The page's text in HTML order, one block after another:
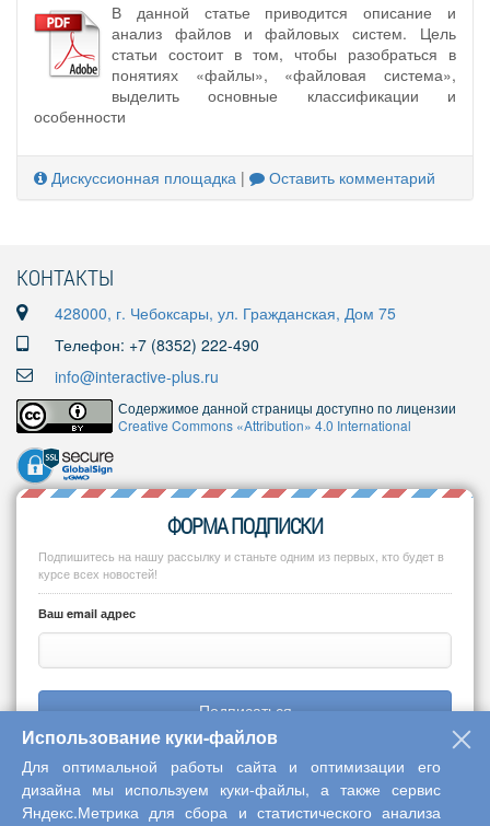
В данной статье приводится описание и
анализ файлов и файловых систем. Цель
статьи состоит в том, чтобы разобраться в
понятиях «файлы», «файловая система»,
выделить основные классификации и
особенности
Дискуссионная площадка | Оставить комментарий
КОНТАКТЫ
428000, г. Чебоксары, ул. Гражданская, Дом 75
Телефон: +7 (8352) 222-490
info@interactive-plus.ru
Содержимое данной страницы доступно по лицензии
Creative Commons «Attribution» 4.0 International
ФОРМА ПОДПИСКИ
Подпишитесь на нашу рассылку и станьте одним из первых, кто будет в
курсе всех новостей!
Ваш email адрес
Подписаться
Copyright © 2013-2026 Центр научного сотрудничества «Интерактив
Использование куки-файлов
Для оптимальной работы сайта и оптимизации его
дизайна мы используем куки-файлы, а также сервис
Яндекс.Метрика для сбора и статистического анализа